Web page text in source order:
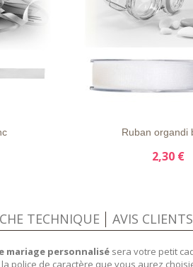
LISTE
APERÇU
Ruban organdi
2,30 €
TECHNIQUE AVIS CLIENTS
mariage personnalisé sera votre petit
police de caractère que vous aurez